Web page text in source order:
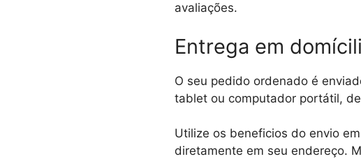
avaliações.
Entrega em
O seu pedido ordenado é
tablet ou computador portátil,
Utilize os beneficios do envio
diretamente em seu endereço.